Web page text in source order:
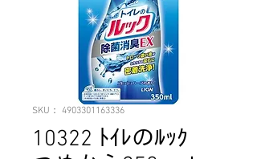
SKU： 4903301163336
10322 ﾄｲﾚのﾙｯｸ